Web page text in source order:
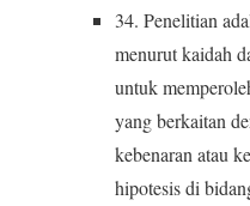
34. Penelitian
menurut kaidah
untuk
yang berkaitan
kebenaran atau
hipotesis di